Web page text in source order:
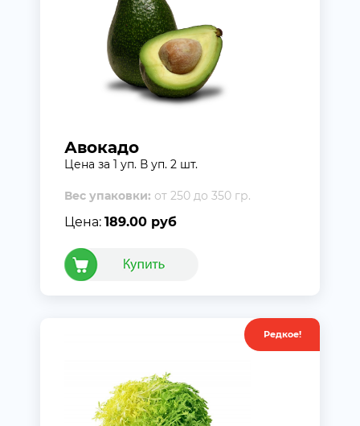
Авокадо
Цена за 1 уп. В уп. 2 шт.
Вес упаковки: от 250 до 350 гр.
Цена: 189.00 руб
Редкое!